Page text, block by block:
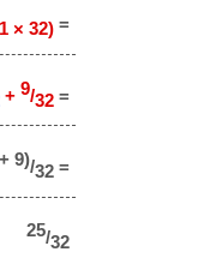
× 32) =
+ 9/32 =
9)/32 =
25/32